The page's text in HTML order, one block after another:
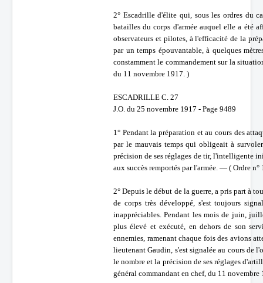
2° Escadrille d'élite qui, sous les ordres du
batailles du corps d'armée auquel elle a été
observateurs et pilotes, à l'efficacité de la
par un temps épouvantable, à quelques
constamment le commandement sur la
du 11 novembre 1917. )
ESCADRILLE C. 27
J.O. du 25 novembre 1917 - Page 9489
1° Pendant la préparation et au cours des
par le mauvais temps qui obligeait à
précision de ses réglages de tir, l'intelligente
aux succès remportés par l'armée. — ( Ordre
2° Depuis le début de la guerre, a pris part à
de corps très développé, s'est toujours
inappréciables. Pendant les mois de juin,
plus élevé et exécuté, en dehors de son
ennemies, ramenant chaque fois des avions
lieutenant Gaudin, s'est signalée au cours de
le nombre et la précision de ses réglages
général commandant en chef, du 11 novembre